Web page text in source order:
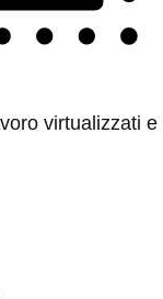
virtualizzati e